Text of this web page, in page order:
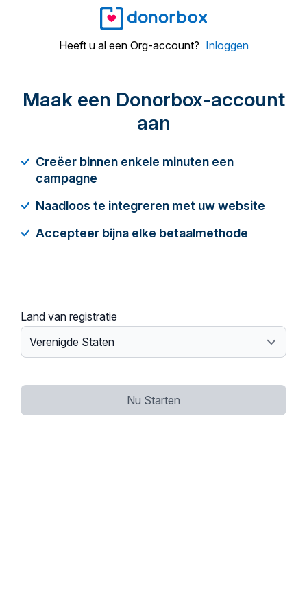
Heeft u al een Org-account? Inloggen
Maak een Donorbox-account
aan
Creëer binnen enkele minuten een
campagne
Naadloos te integreren met uw website
Accepteer bijna elke betaalmethode
Land van registratie
Nu Starten